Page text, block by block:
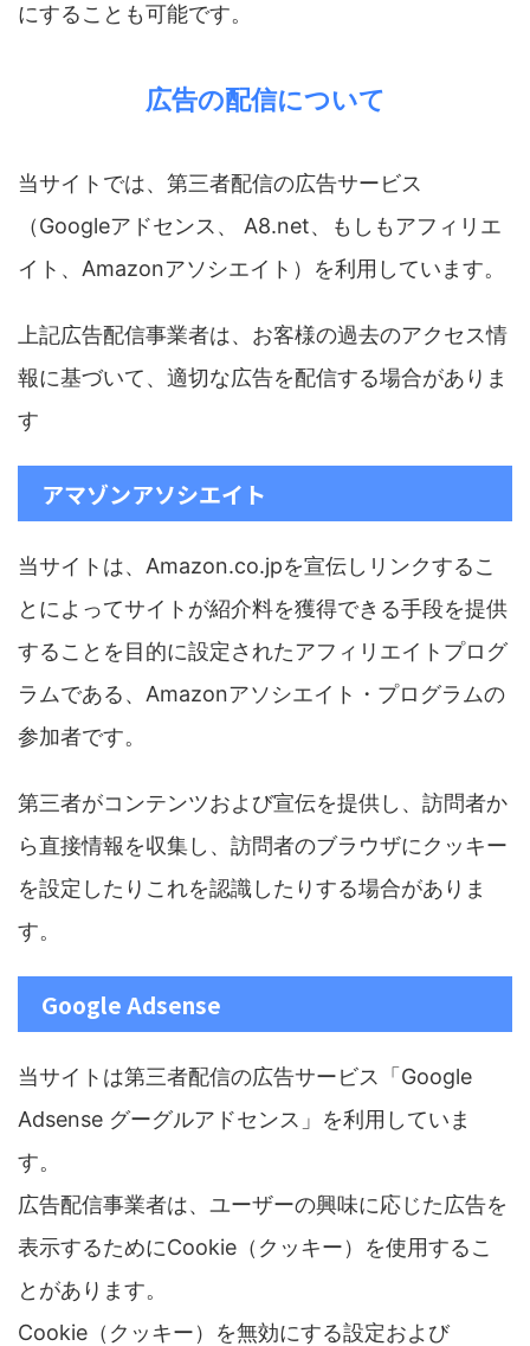
にすることも可能です。
広告の配信について
当サイトでは、第三者配信の広告サービス
（Googleアドセンス、 A8.net、もしもアフィリエ
イト、Amazonアソシエイト）を利用しています。
上記広告配信事業者は、お客様の過去のアクセス情
報に基づいて、適切な広告を配信する場合がありま
す
アマゾンアソシエイト
当サイトは、Amazon.co.jpを宣伝しリンクするこ
とによってサイトが紹介料を獲得できる手段を提供
することを目的に設定されたアフィリエイトプログ
ラムである、Amazonアソシエイト・プログラムの
参加者です。
第三者がコンテンツおよび宣伝を提供し、訪問者か
ら直接情報を収集し、訪問者のブラウザにクッキー
を設定したりこれを認識したりする場合がありま
す。
Google Adsense
当サイトは第三者配信の広告サービス「Google
Adsense グーグルアドセンス」を利用していま
す。
広告配信事業者は、ユーザーの興味に応じた広告を
表示するためにCookie（クッキー）を使用するこ
とがあります。
Cookie（クッキー）を無効にする設定および